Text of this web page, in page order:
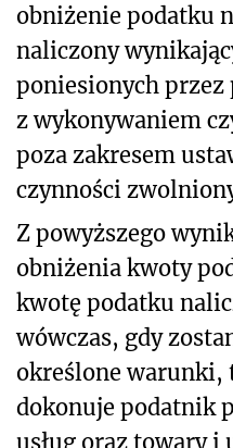
obniżenie podatku
naliczony
poniesionych
z wykonywaniem
poza zakresem
czynności
Z powyższego
obniżenia kwoty
kwotę podatku
wówczas, gdy
określone warunki,
dokonuje podatnik
usług oraz towary i